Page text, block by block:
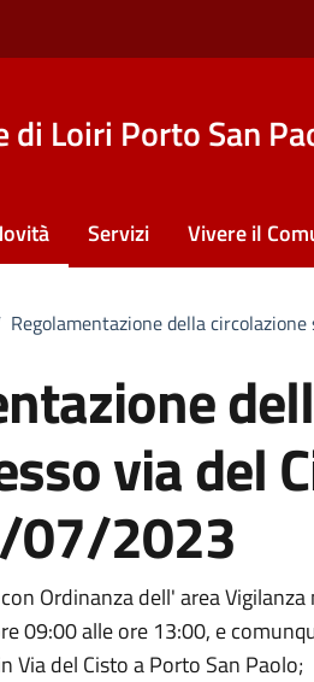
di Loiri Porto San
Servizi Vivere il
Regolamentazione della
via del
07/2023
notizia
Ordinanza dell' area
09:00 alle ore 13:00, e
Via del Cisto a Porto San Paolo;